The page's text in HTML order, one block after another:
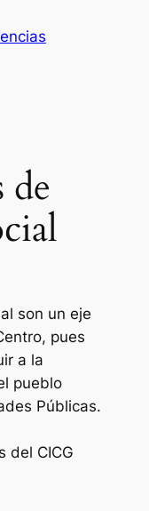
de
son un eje
pues
a la
pueblo
Públicas.
del CICG